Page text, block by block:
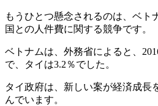
もうひとつ懸念されるのは、ベト
国との人件費に関する競争です。
ベトナムは、外務省によると、
で、タイは3.2％でした。
タイ政府は、新しい案が経済成長
んでいます。